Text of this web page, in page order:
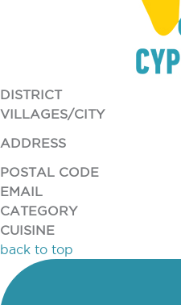
DISTRICT
VILLAGES/CITY
ADDRESS
POSTAL CODE
EMAIL
CATEGORY
CUISINE
back to top